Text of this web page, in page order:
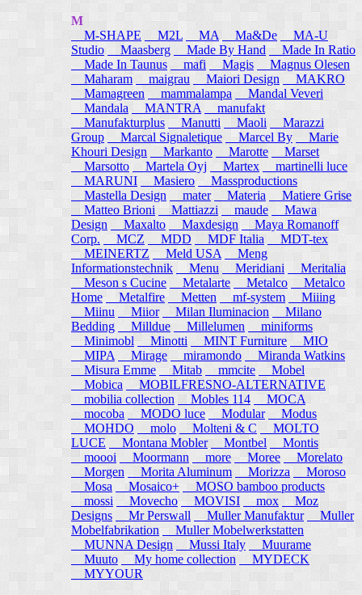
M
M-SHAPE
M2L MA Ma&De
MA-U
Studio
Maasberg Made By Hand
Made In Ratio
Made In Taunus
mafi Magis
Magnus Olesen
Maharam
maigrau Maiori Design
MAKRO
Mamagreen
mammalampa
Mandal Veveri
Mandala
MANTRA
manufakt
Manufakturplus
Manutti Maoli
Marazzi
Group
Marcal Signaletique Marcel By
Marie
Khouri Design
Markanto Marotte
Marset
Marsotto
Martela Oyj Martex
martinelli luce
MARUNI
Masiero
Massproductions
Mastella Design
mater Materia
Matiere Grise
Matteo Brioni
Mattiazzi maude
Mawa
Design
Maxalto Maxdesign
Maya Romanoff
Corp.
MCZ MDD MDF Italia
MDT-tex
MEINERTZ
Meld USA
Meng
Informationstechnik
Menu Meridiani
Meritalia
Meson s Cucine
Metalarte Metalco
Metalco
Home Metalfire Metten mf-system
Miiing
Miinu
Miior Milan Iluminacion
Milano
Bedding
Milldue Millelumen
miniforms
Minimobl Minotti MINT Furniture
MIO
MIPA
Mirage miramondo
Miranda Watkins
Misura Emme
Mitab mmcite
Mobel
Mobica
MOBILFRESNO-ALTERNATIVE
mobilia collection
Mobles 114
MOCA
mocoba
MODO luce Modular
Modus
MOHDO
molo Molteni & C
MOLTO
LUCE
Montana Mobler Montbel
Montis
moooi
Moormann more Moree
Morelato
Morgen
Morita Aluminum Morizza
Moroso
Mosa
Mosaico+
MOSO bamboo products
mossi
Movecho MOVISI mox
Moz
Designs
Mr Perswall Muller Manufaktur
Muller
Mobelfabrikation
Muller Mobelwerkstatten
MUNNA Design
Mussi Italy
Muurame
Muuto My home collection
MYDECK
MYYOUR